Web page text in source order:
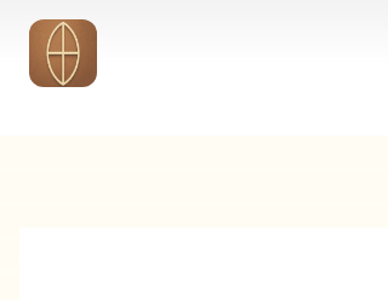
Vai al contenuto principale